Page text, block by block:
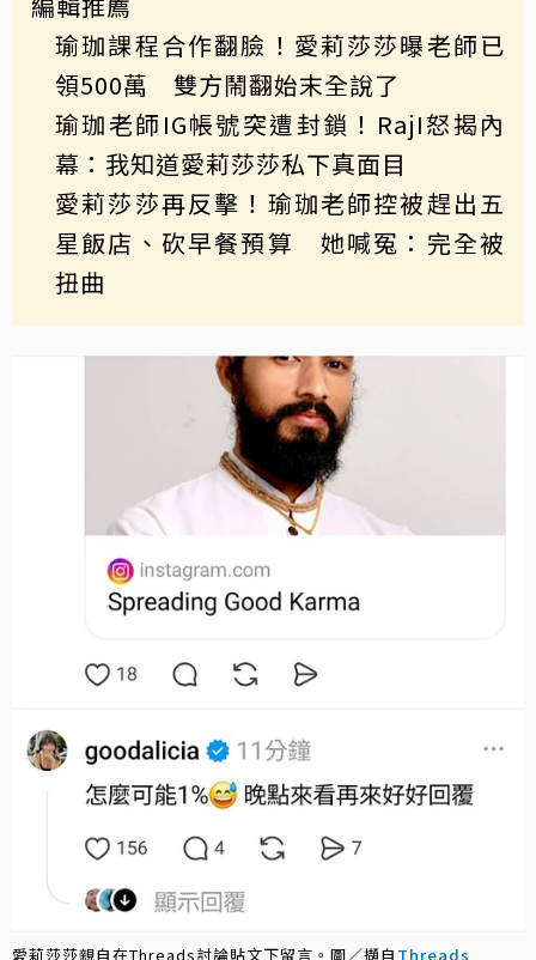
瑜珈課程合作翻臉！愛莉莎莎曝老師已
領500萬 雙方鬧翻始末全說了
瑜珈老師IG帳號突遭封鎖！RajI怒揭內
幕：我知道愛莉莎莎私下真面目
愛莉莎莎再反擊！瑜珈老師控被趕出五
星飯店、砍早餐預算 她喊冤：完全被
扭曲
愛莉莎莎親自在Threads討論貼文下留言。圖／擷自 Threads